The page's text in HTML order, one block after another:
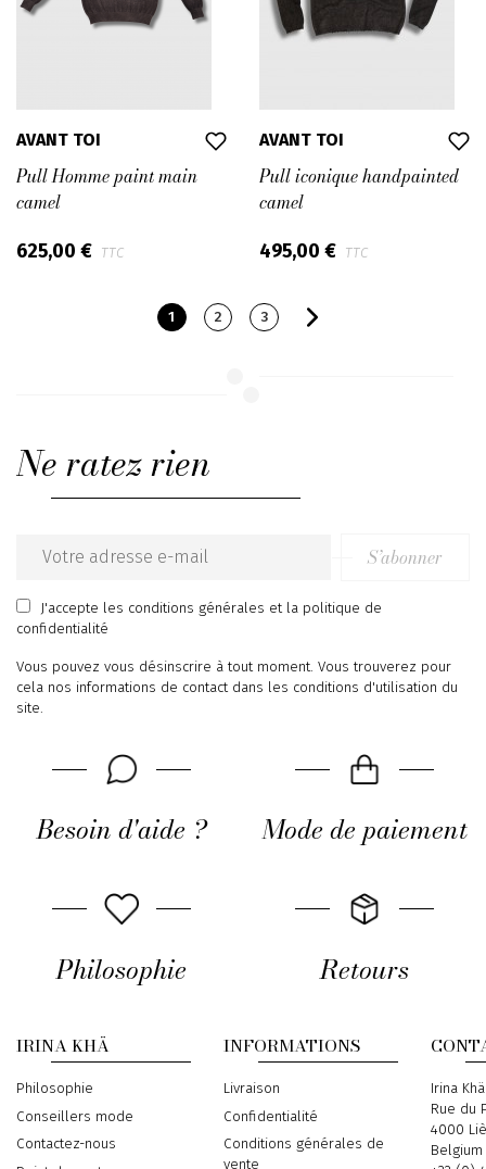
AVANT TOI
Pull Homme paint main
camel
625,00 € TTC
AVANT TOI
Pull iconique handpainted
camel
495,00 € TTC
1 2 3
Ne ratez rien
Email
address
S’abonner
J'accepte les conditions générales et la politique de
confidentialité
Vous pouvez vous désinscrire à tout moment. Vous trouverez pour
cela nos informations de contact dans les conditions d'utilisation du
site.
Besoin d'aide ? Mode de paiement
Philosophie Retours
IRINA KHÄ
Philosophie
Conseillers mode
Contactez-nous
INFORMATIONS
Livraison
Confidentialité
Conditions générales de
vente
Address
Irina Khä
Rue du
4000
Belgium